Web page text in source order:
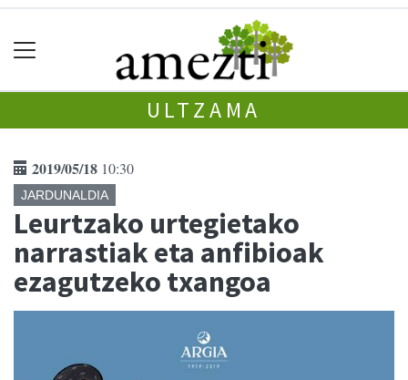
ULTZAMA
2019/05/18 10:30
JARDUNALDIA
Leurtzako urtegietako
narrastiak eta anfibioak
ezagutzeko txangoa